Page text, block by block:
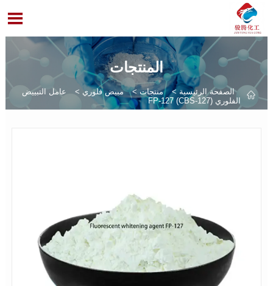

المنتجات
 الصفحة الرئيسية > منتجات> مبيض فلوري >
عامل التبييض
الفلوري FP-127 (CBS-127)